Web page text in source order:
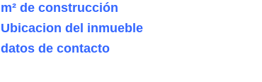
m² de construcción
Ubicacion del inmueble
datos de contacto